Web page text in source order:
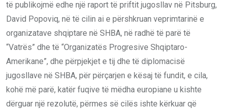
të publikojmë edhe një raport të priftit jugosllav në Pitsburg,
David Popoviq, në të cilin ai e përshkruan veprimtarinë e
organizatave shqiptare në SHBA, në radhë të parë të
“Vatrës” dhe të “Organizatës Progresive Shqiptaro-
Amerikane”, dhe përpjekjet e tij dhe të diplomacisë
jugosllave në SHBA, për përçarjen e kësaj të fundit, e cila,
kohë më parë, katër fuqive të mëdha europiane u kishte
dërguar një rezolutë, përmes së cilës ishte kërkuar që